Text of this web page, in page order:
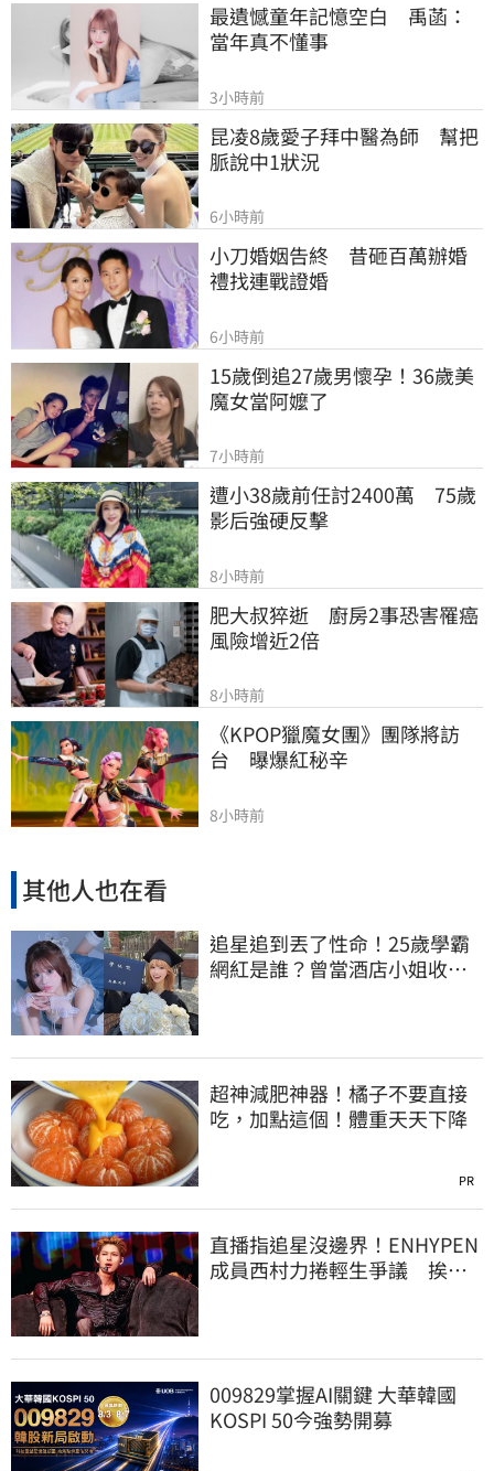
最遺憾童年記憶空白　禹菡：
當年真不懂事
3小時前
昆凌8歲愛子拜中醫為師　幫把
脈說中1狀況
6小時前
小刀婚姻告終　昔砸百萬辦婚
禮找連戰證婚
6小時前
15歲倒追27歲男懷孕！36歲美
魔女當阿嬤了
7小時前
遭小38歲前任討2400萬　75歲
影后強硬反擊
8小時前
肥大叔猝逝　廚房2事恐害罹癌
風險增近2倍
8小時前
《KPOP獵魔女團》團隊將訪
台　曝爆紅秘辛
8小時前
其他人也在看
追星追到丟了性命！25歲學霸
網紅是誰？曾當酒店小姐收入
超神減肥神器！橘子不要直接
吃，加點這個！體重天天下降
PR
直播指追星沒邊界！ENHYPEN
成員西村力捲輕生爭議 挨
009829掌握AI關鍵 大華韓國
KOSPI 50今強勢開募